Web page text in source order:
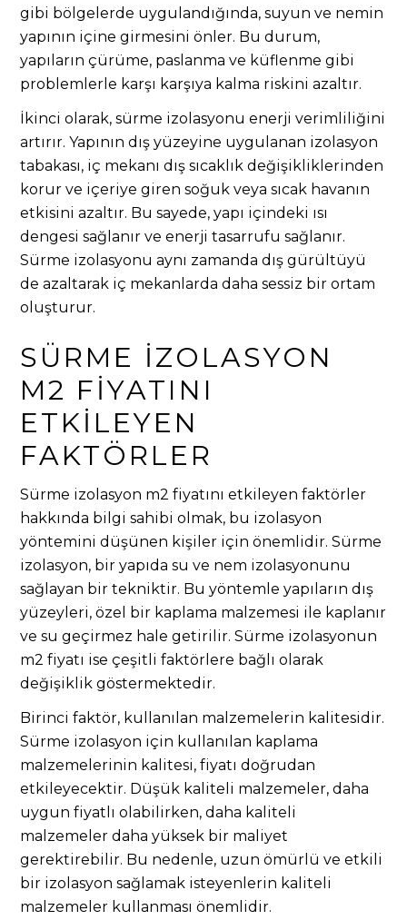
gibi bölgelerde uygulandığında, suyun ve nemin
yapının içine girmesini önler. Bu durum,
yapıların çürüme, paslanma ve küflenme gibi
problemlerle karşı karşıya kalma riskini azaltır.
İkinci olarak, sürme izolasyonu enerji verimliliğini
artırır. Yapının dış yüzeyine uygulanan izolasyon
tabakası, iç mekanı dış sıcaklık değişikliklerinden
korur ve içeriye giren soğuk veya sıcak havanın
etkisini azaltır. Bu sayede, yapı içindeki ısı
dengesi sağlanır ve enerji tasarrufu sağlanır.
Sürme izolasyonu aynı zamanda dış gürültüyü
de azaltarak iç mekanlarda daha sessiz bir ortam
oluşturur.
SÜRME İZOLASYON
M2 FIYATINI
ETKILEYEN
FAKTÖRLER
Sürme izolasyon m2 fiyatını etkileyen faktörler
hakkında bilgi sahibi olmak, bu izolasyon
yöntemini düşünen kişiler için önemlidir. Sürme
izolasyon, bir yapıda su ve nem izolasyonunu
sağlayan bir tekniktir. Bu yöntemle yapıların dış
yüzeyleri, özel bir kaplama malzemesi ile kaplanır
ve su geçirmez hale getirilir. Sürme izolasyonun
m2 fiyatı ise çeşitli faktörlere bağlı olarak
değişiklik göstermektedir.
Birinci faktör, kullanılan malzemelerin kalitesidir.
Sürme izolasyon için kullanılan kaplama
malzemelerinin kalitesi, fiyatı doğrudan
etkileyecektir. Düşük kaliteli malzemeler, daha
uygun fiyatlı olabilirken, daha kaliteli
malzemeler daha yüksek bir maliyet
gerektirebilir. Bu nedenle, uzun ömürlü ve etkili
bir izolasyon sağlamak isteyenlerin kaliteli
malzemeler kullanması önemlidir.